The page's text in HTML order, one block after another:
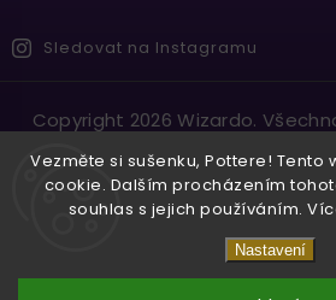
Vezměte si sušenku, Pottere! Tento
cookie. Dalším procházením
souhlas s jejich používáním.
Nastavení
Sledovat na Instagramu
Copyright 2026Wizardo.
VytvořilShoptet| DesignShoptak.cz.